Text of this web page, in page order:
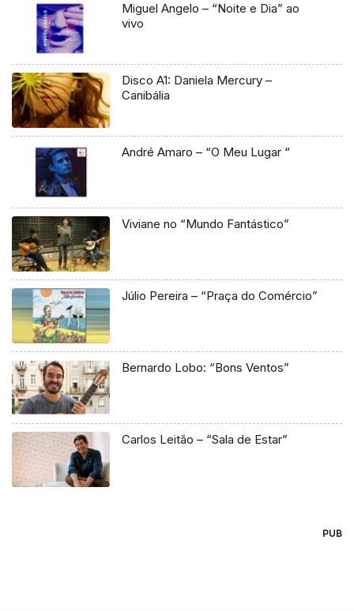
Miguel Angelo – “Noite e Dia” ao
vivo
Disco A1: Daniela Mercury –
Canibália
André Amaro – “O Meu Lugar “
Viviane no “Mundo Fantástico”
Júlio Pereira – “Praça do Comércio”
Bernardo Lobo: “Bons Ventos”
Carlos Leitão – “Sala de Estar”
PUB